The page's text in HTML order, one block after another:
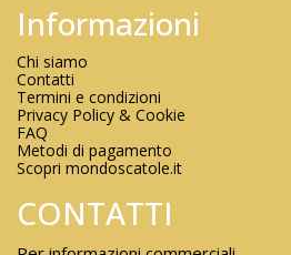
Informazioni
Chi siamo
Contatti
Termini e condizioni
Privacy Policy & Cookie
FAQ
Metodi di pagamento
Scopri mondoscatole.it
CONTATTI